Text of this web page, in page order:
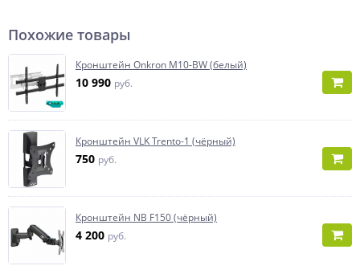
Похожие товары
Кронштейн Onkron M10-BW (белый)
10 990 руб.
Кронштейн VLK Trento-1 (чёрный)
750 руб.
Кронштейн NB F150 (чёрный)
4 200 руб.